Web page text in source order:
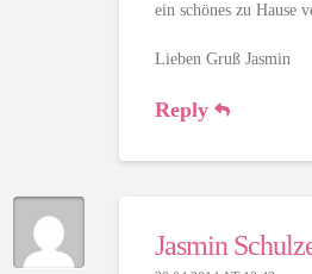
ein schönes zu Hause
Lieben Gruß Jasmin
Reply
Jasmin